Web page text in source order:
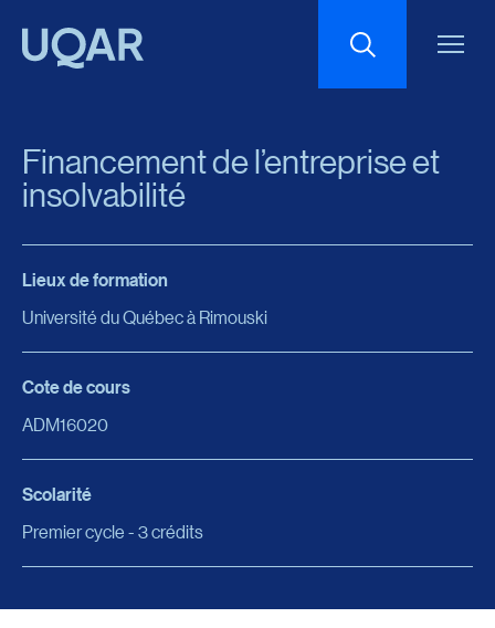
Interlignage du texte
Espacement du texte
Financement de l’entreprise et
insolvabilité
Lieux de formation
Université du Québec à Rimouski
Cote de cours
ADM16020
Scolarité
Premier cycle - 3 crédits